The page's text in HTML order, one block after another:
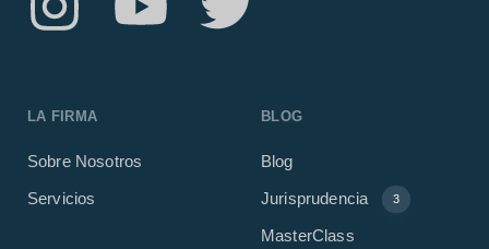
LA FIRMA
Sobre Nosotros
Servicios
BLOG
Blog
Jurisprudencia
3
MasterClass